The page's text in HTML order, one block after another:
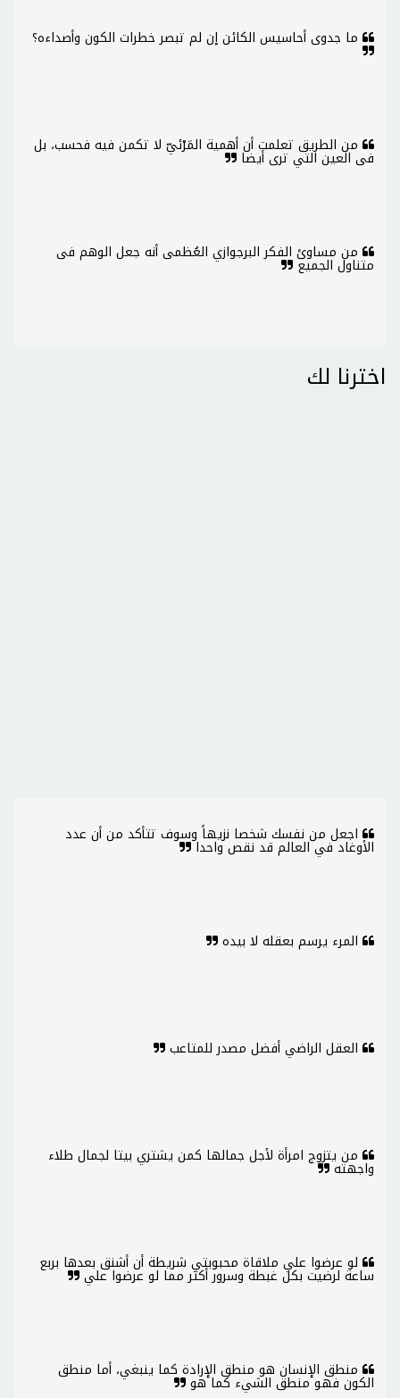
ما جدوى أحاسيس الكائن إن لم تبصر خطرات الكون وأصداءه؟
من الطريق تعلمت أن أهمية المَرْئيّ لا تكمن فيه فحسب، بل
فى العين التي ترى أيضا
من مساوئ الفكر البرجوازي العُظمى أنه جعل الوهم فى
متناول الجميع
اخترنا لك
اجعل من نفسك شخصا نزيهاً وسوف تتأكد من أن عدد
الأوغاد في العالم قد نقص واحدا
المرء يرسم بعقله لا بيده
العقل الراضي أفضل مصدر للمتاعب
من يتزوج امرأة لأجل جمالها كمن يشتري بيتا لجمال طلاء
واجهته
لو عرضوا علي ملاقاة محبوبتي شريطة أن أشنق بعدها بربع
ساعة لرضيت بكل غبطة وسرور أكثر مما لو عرضوا علي
منطق الإنسان هو منطق الإرادة كما ينبغي، أما منطق
الكون فهو منطق الشيء كما هو